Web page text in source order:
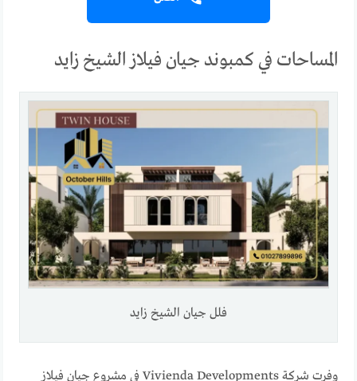
المساحات في كمبوند جيان فيلاز الشيخ زايد
فلل جيان الشيخ زايد
وفرت شركة Vivienda Developments في مشروع جيان فيلاز